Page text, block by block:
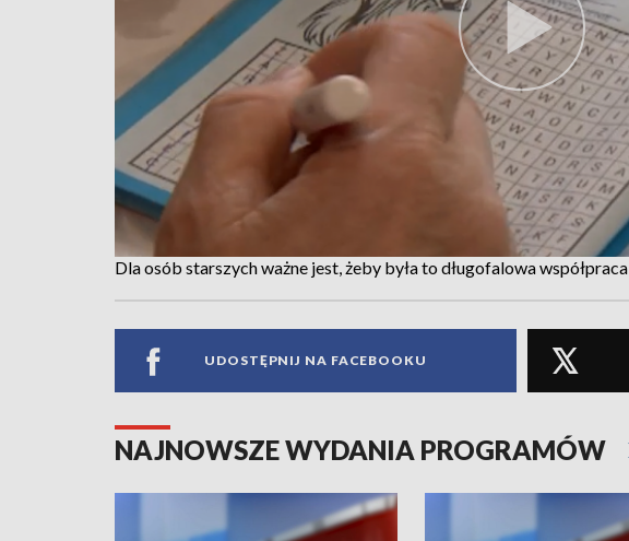
Dla osób starszych ważne jest, żeby była to długofalowa współpraca
UDOSTĘPNIJ NA FACEBOOKU
NAJNOWSZE WYDANIA PROGRAMÓW